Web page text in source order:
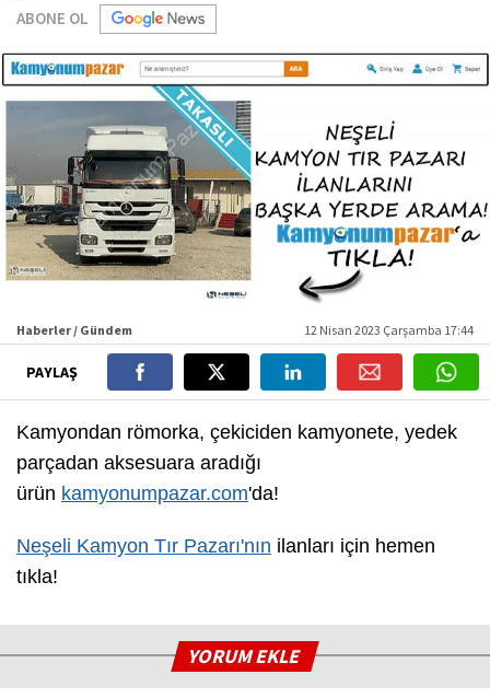
ABONE OL
Haberler / Gündem 12 Nisan 2023 Çarşamba 17:44
PAYLAŞ
Kamyondan römorka, çekiciden kamyonete, yedek
parçadan aksesuara aradığı
ürün kamyonumpazar.com'da!
Neşeli Kamyon Tır Pazarı'nın ilanları için hemen
tıkla!
YORUM EKLE